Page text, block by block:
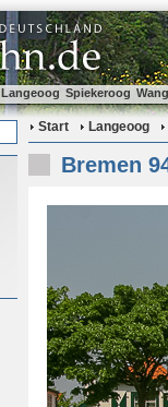
Langeoog Spiekeroog
Start Langeoog
Bremen